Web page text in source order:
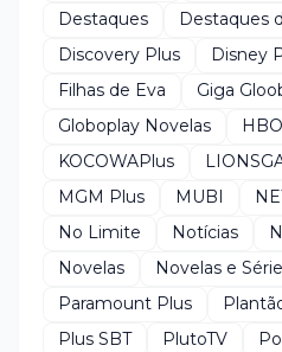
Destaques
Destaques
Discovery Plus
Disney
Filhas de Eva
Giga
Globoplay Novelas
KOCOWAPlus
MGM Plus
MUBI
No Limite
Notícias
Novelas
Novelas e
Paramount Plus
Plus SBT
PlutoTV